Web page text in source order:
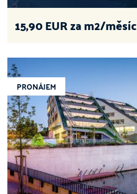
15,90EUR za m2/měsíc
PRONÁJEM